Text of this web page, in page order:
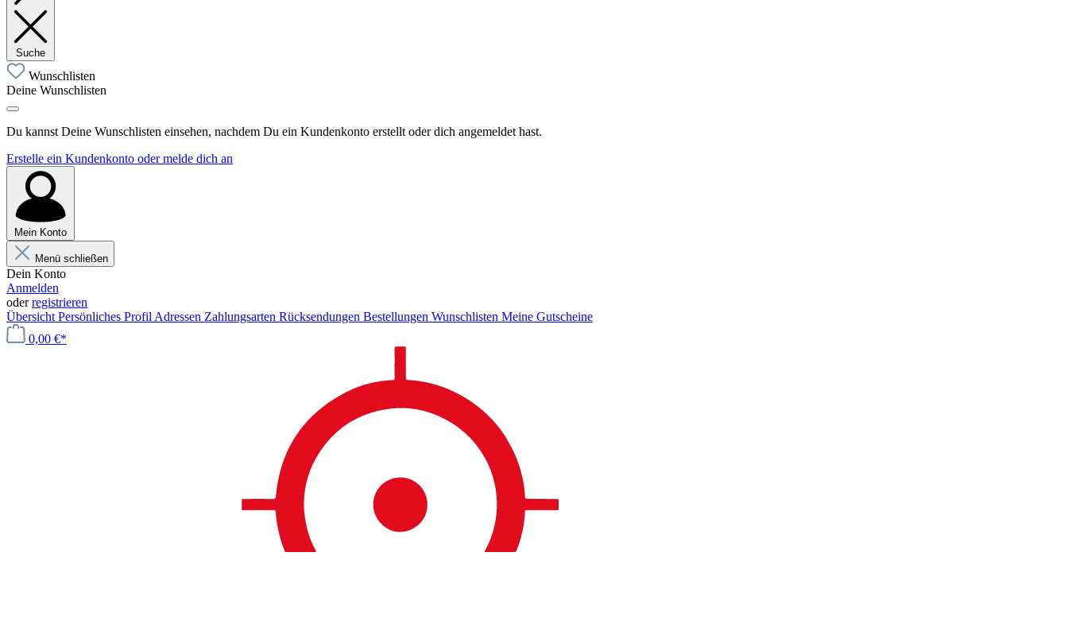
Suche
Wunschlisten
Deine Wunschlisten
Du kannst Deine Wunschlisten einsehen, nachdem Du ein Kundenkonto erstellt oder dich angemeldet hast.
Erstelle ein Kundenkonto oder melde dich an
Mein Konto
Menü schließen
Dein Konto
Anmelden
oderregistrieren
Übersicht Persönliches Profil Adressen Zahlungsarten Rücksendungen Bestellungen Wunschlisten Meine Gutscheine
0,00 €*